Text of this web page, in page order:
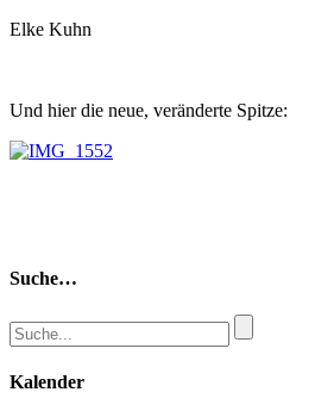
Elke Kuhn
Und hier die neue, veränderte Spitze:
Suche…
Kalender